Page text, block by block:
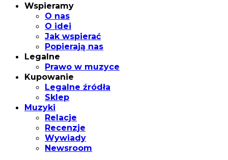
Wspieramy
O nas
O idei
Jak wspierać
Popierają nas
Legalne
Prawo w muzyce
Kupowanie
Legalne źródła
Sklep
Muzyki
Relacje
Recenzje
Wywiady
Newsroom